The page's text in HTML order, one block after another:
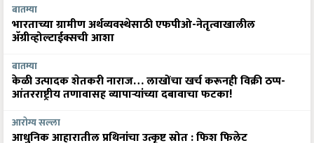
भारताच्या ग्रामीण अर्थव्यवस्थेसाठी एफपीओ-नेतृत्वाखालील
अ‍ॅग्रीव्होल्टाईक्सची आशा
केळी उत्पादक शेतकरी नाराज… लाखोंचा खर्च करूनही विक्री ठप्प-
आंतरराष्ट्रीय तणावासह व्यापाऱ्यांच्या दबावाचा फटका!
आधुनिक आहारातील प्रथिनांचा उत्कृष्ट स्रोत : फिश फिलेट